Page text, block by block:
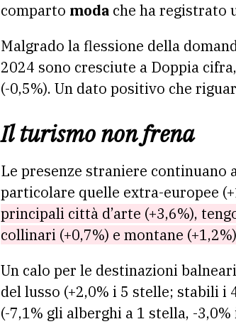
comparto moda che ha registrato
Malgrado la flessione della
2024 sono cresciute a Doppia
(-0,5%). Un dato positivo che
Il turismo non frena
Le presenze straniere continuano
particolare quelle extra-europee
principali città d’arte (+3,6%),
collinari (+0,7%) e montane
Un calo per le destinazioni
del lusso (+2,0% i 5 stelle; stabili
(-7,1% gli alberghi a 1 stella, -